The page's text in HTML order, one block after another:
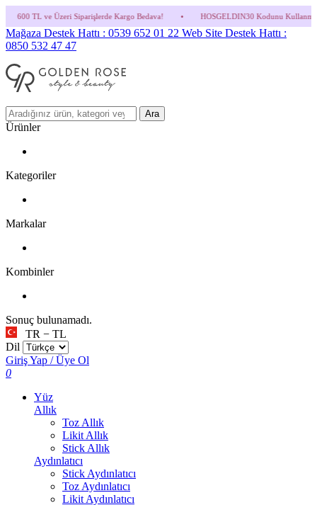
Kargo Bedava! • HOSGELDIN30 Kodunu Kullanmayı Unutma!
Mağaza Destek Hattı : 0539 652 01 22 Web Site Destek Hattı :
0850 532 47 47
Ara
Ürünler
Kategoriler
Markalar
Kombinler
Sonuç bulunamadı.
TR − TL
Dil
Giriş Yap / Üye Ol
0
Yüz
Allık
Toz Allık
Likit Allık
Stick Allık
Aydınlatıcı
Stick Aydınlatıcı
Toz Aydınlatıcı
Likit Aydınlatıcı